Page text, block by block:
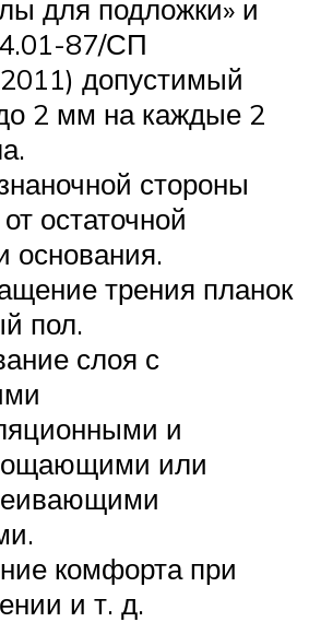
для подложки» и
87/СП
допустимый
2 мм на каждые 2
стороны
остаточной
основания.
трения планок
пол.
слоя с
и
или
комфорта при
и т. д.